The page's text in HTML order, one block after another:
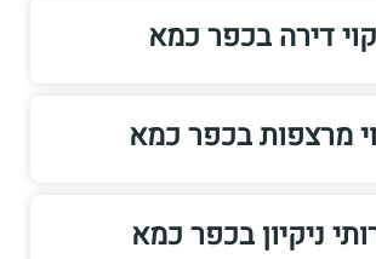
דירה בכפר כמא
מרצפות בכפר כמא
ניקיון בכפר כמא